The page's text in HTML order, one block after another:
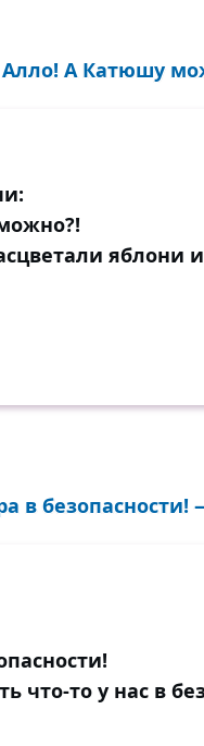
А Катюшу
яблони
в безопасности!
что-то у нас в